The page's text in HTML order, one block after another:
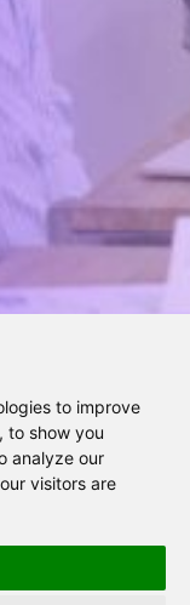
to improve
to show you
analyze our
visitors are
der studentischen
zum
des Tutorings auf
(Tutee)
zu entdecken,
akademische und
Mentiway versus […]